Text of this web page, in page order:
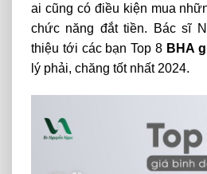
ai cũng có điều kiện mua
chức năng đắt tiền. Bác sĩ
thiệu tới các bạn Top 8 BHA
lý phải, chăng tốt nhất 2024.